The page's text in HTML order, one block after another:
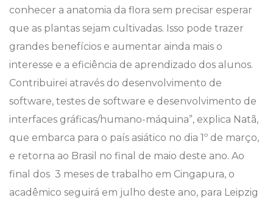
conhecer a anatomia da flora sem precisar esperar
que as plantas sejam cultivadas. Isso pode trazer
grandes benefícios e aumentar ainda mais o
interesse e a eficiência de aprendizado dos alunos.
Contribuirei através do desenvolvimento de
software, testes de software e desenvolvimento de
interfaces gráficas/humano-máquina”, explica Natã,
que embarca para o país asiático no dia 1º de março,
e retorna ao Brasil no final de maio deste ano. Ao
final dos 3 meses de trabalho em Cingapura, o
acadêmico seguirá em julho deste ano, para Leipzig